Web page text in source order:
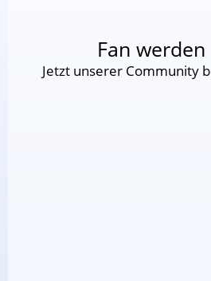
Fan werden
Jetzt unserer Community